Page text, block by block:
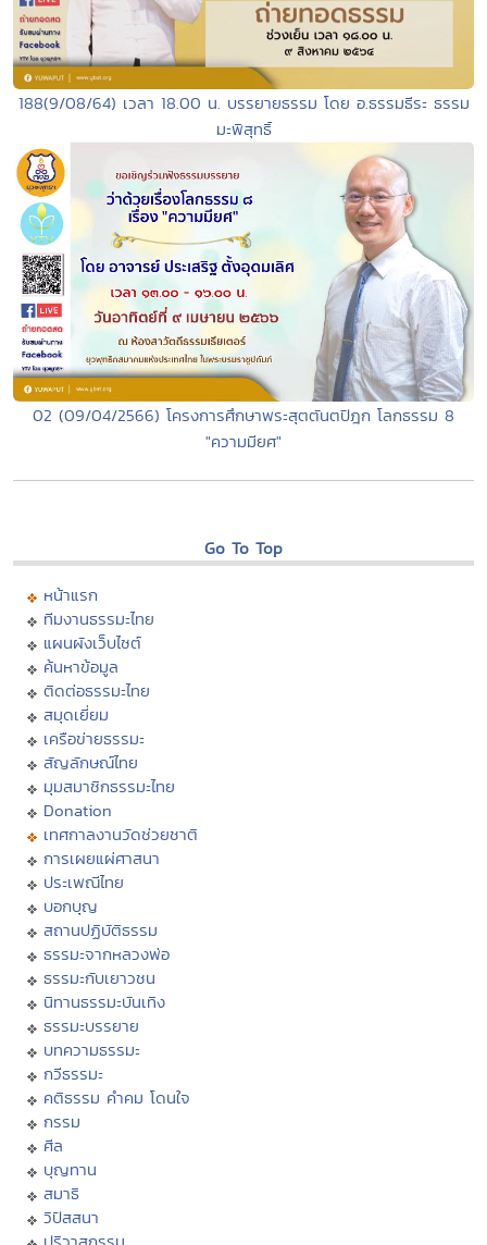
188(9/08/64) เวลา 18.00 น. บรรยายธรรม โดย อ.ธรรมธีระ ธรรม
มะพิสุทธิ์
02 (09/04/2566) โครงการศึกษาพระสุตตันตปิฎก โลกธรรม 8
"ความมียศ"
Go To Top
หน้าแรก
ทีมงานธรรมะไทย
แผนผังเว็บไซต์
ค้นหาข้อมูล
ติดต่อธรรมะไทย
สมุดเยี่ยม
เครือข่ายธรรมะ
สัญลักษณ์ไทย
มุมสมาชิกธรรมะไทย
Donation
เทศกาลงานวัดช่วยชาติ
การเผยแผ่ศาสนา
ประเพณีไทย
บอกบุญ
สถานปฏิบัติธรรม
ธรรมะจากหลวงพ่อ
ธรรมะกับเยาวชน
นิทานธรรมะบันเทิง
ธรรมะบรรยาย
บทความธรรมะ
กวีธรรมะ
คติธรรม คำคม โดนใจ
กรรม
ศีล
บุญทาน
สมาธิ
วิปัสสนา